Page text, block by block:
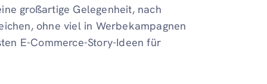
großartige Gelegenheit, nach
ohne viel in Werbekampagnen
E-Commerce-Story-Ideen für